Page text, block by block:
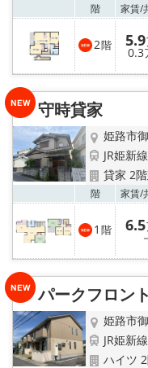
階 家賃/
2階 5.9
0.3
守時貸家
姫路市
JR姫新
貸家 2
階 家賃/
1 階 6.5
－
パークフロン
姫路市
JR姫新
ハイツ